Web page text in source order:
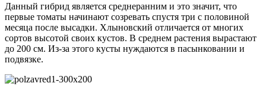
Данный гибрид является среднеранним и это значит, что
первые томаты начинают созревать спустя три с половиной
месяца после высадки. Хлыновский отличается от многих
сортов высотой своих кустов. В среднем растения вырастают
до 200 см. Из-за этого кусты нуждаются в пасынковании и
подвязке.